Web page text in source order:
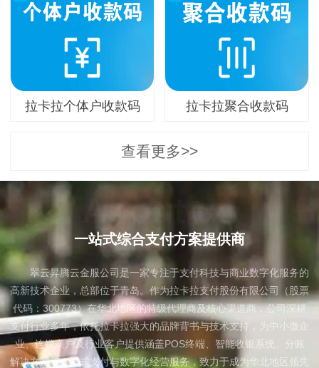
拉卡拉个体户收款码 拉卡拉聚合收款码
查看更多>>
About us
一站式综合支付方案提供商
翠云昇腾云金服公司是一家专注于支付科技与商业数字化服务的
高新技术企业，总部位于青岛。作为拉卡拉支付股份有限公司（股票
代码：300773）在华北地区的特级代理商及核心渠道商，公司深耕
支付行业多年，依托拉卡拉强大的品牌背书与技术支持，为中小微企
业、连锁商户及行业客户提供涵盖POS终端、智能收银系统、分账
解决方案等一站式支付与数字化经营服务，致力于成为华北地区领先